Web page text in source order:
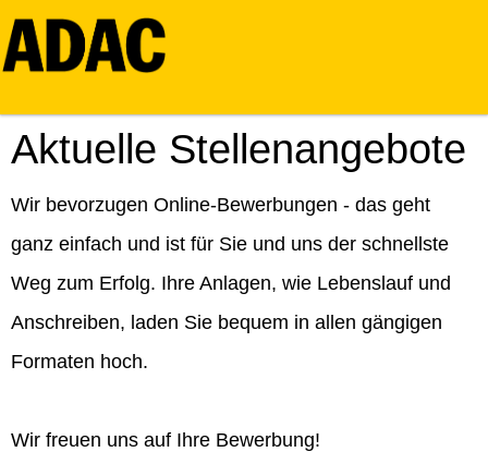
Aktuelle Stellenangebote
Wir bevorzugen Online-Bewerbungen - das geht
ganz einfach und ist für Sie und uns der schnellste
Weg zum Erfolg. Ihre Anlagen, wie Lebenslauf und
Anschreiben, laden Sie bequem in allen gängigen
Formaten hoch.
Wir freuen uns auf Ihre Bewerbung!